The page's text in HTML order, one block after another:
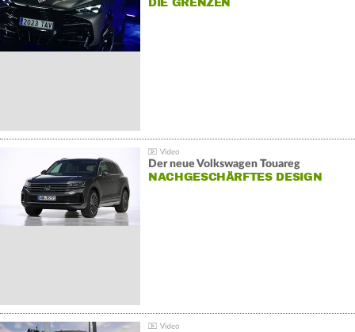
DIE GRENZEN
Der neue Volkswagen Touareg
NACHGESCHÄRFTES DESIGN